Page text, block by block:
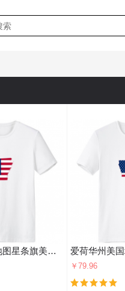
阿肯色州美国地图星条旗美国国旗 男女白色短袖T恤创意纪念衫个性T恤衫礼物
￥79.96